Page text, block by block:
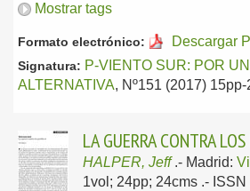
Mostrar tags
Formato electrónico: Descargar
Signatura: P-VIENTO SUR: POR
ALTERNATIVA, Nº151 (2017)
LA GUERRA CONTRA
HALPER, Jeff .- Madrid:
1vol; 24pp; 24cms .-